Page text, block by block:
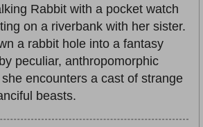
Rabbit with a pocket watch
on a riverbank with her sister.
a rabbit hole into a fantasy
peculiar, anthropomorphic
encounters a cast of strange
beasts.